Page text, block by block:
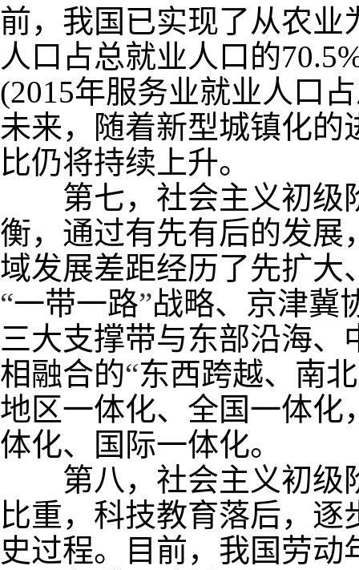
前，我国已实现了从农业
人口占总就业人口的
(2015年服务业就业人口
未来，随着新型城镇化
比仍将持续上升。
第七，社会主义初级
衡，通过有先有后的发展
域发展差距经历了先扩大
“一带一路”战略、京津冀
三大支撑带与东部沿海
相融合的“东西跨越、南
地区一体化、全国一体化
体化、国际一体化。
第八，社会主义初级
比重，科技教育落后，
史过程。目前，我国劳